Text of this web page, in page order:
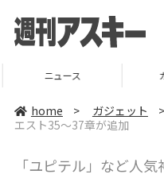
ニュース
home > ガジェット >
エスト35～37章が追加
「ユピテル」など人